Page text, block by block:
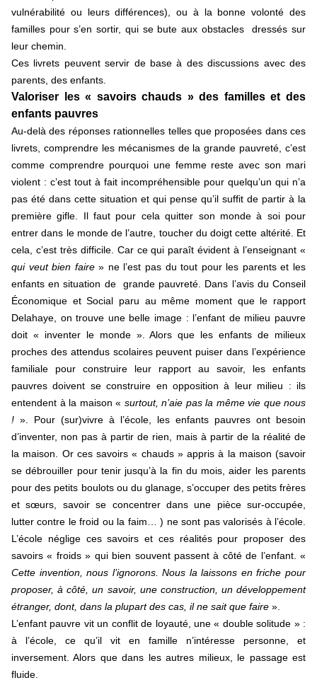
vulnérabilité ou leurs différences), ou à la bonne volonté des
familles pour s’en sortir, qui se bute aux obstacles dressés sur
leur chemin.
Ces livrets peuvent servir de base à des discussions avec des
parents, des enfants.
Valoriser les « savoirs chauds » des familles et des
enfants pauvres
Au-delà des réponses rationnelles telles que proposées dans ces
livrets, comprendre les mécanismes de la grande pauvreté, c’est
comme comprendre pourquoi une femme reste avec son mari
violent : c’est tout à fait incompréhensible pour quelqu’un qui n’a
pas été dans cette situation et qui pense qu’il suffit de partir à la
première gifle. Il faut pour cela quitter son monde à soi pour
entrer dans le monde de l’autre, toucher du doigt cette altérité. Et
cela, c’est très difficile. Car ce qui paraît évident à l’enseignant «
qui veut bien faire» ne l’est pas du tout pour les parents et les
enfants en situation de grande pauvreté. Dans l’avis du Conseil
Économique et Social paru au même moment que le rapport
Delahaye, on trouve une belle image : l’enfant de milieu pauvre
doit « inventer le monde ». Alors que les enfants de milieux
proches des attendus scolaires peuvent puiser dans l’expérience
familiale pour construire leur rapport au savoir, les enfants
pauvres doivent se construire en opposition à leur milieu : ils
entendent à la maison « surtout, n’aie pas la même vie que nous
! ». Pour (sur)vivre à l’école, les enfants pauvres ont besoin
d’inventer, non pas à partir de rien, mais à partir de la réalité de
la maison. Or ces savoirs « chauds » appris à la maison (savoir
se débrouiller pour tenir jusqu’à la fin du mois, aider les parents
pour des petits boulots ou du glanage, s’occuper des petits frères
et sœurs, savoir se concentrer dans une pièce sur-occupée,
lutter contre le froid ou la faim… ) ne sont pas valorisés à l’école.
L’école néglige ces savoirs et ces réalités pour proposer des
savoirs « froids » qui bien souvent passent à côté de l’enfant. «
Cette invention, nous l’ignorons. Nous la laissons en friche pour
proposer, à côté, un savoir, une construction, un développement
étranger, dont, dans la plupart des cas, il ne sait que faire ».
L’enfant pauvre vit un conflit de loyauté, une « double solitude » :
à l’école, ce qu’il vit en famille n’intéresse personne, et
inversement. Alors que dans les autres milieux, le passage est
fluide.